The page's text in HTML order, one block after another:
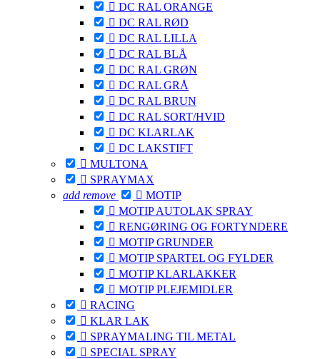
 DC RAL ORANGE
 DC RAL RØD
 DC RAL LILLA
 DC RAL BLÅ
 DC RAL GRØN
 DC RAL GRÅ
 DC RAL BRUN
 DC RAL SORT/HVID
 DC KLARLAK
 DC LAKSTIFT
 MULTONA
 SPRAYMAX
add remove  MOTIP
 MOTIP AUTOLAK SPRAY
 RENGØRING OG FORTYNDERE
 MOTIP GRUNDER
 MOTIP SPARTEL OG FYLDER
 MOTIP KLARLAKKER
 MOTIP PLEJEMIDLER
 RACING
 KLAR LAK
 SPRAYMALING TIL METAL
 SPECIAL SPRAY